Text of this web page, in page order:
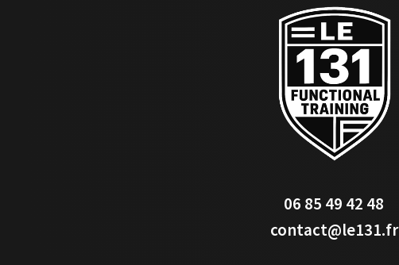
06 85 49 42 48
contact@le131.fr